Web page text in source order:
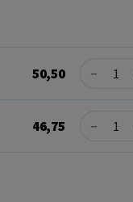
50,50 Quantity
−
46,75 Quantity
−